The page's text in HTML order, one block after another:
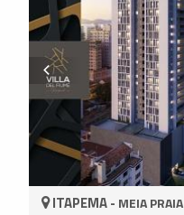
ITAPEMA - MEIA PRAIA